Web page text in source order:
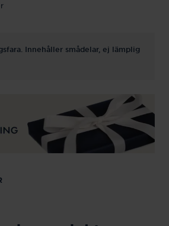
Innehåller smådelar, ej lämplig